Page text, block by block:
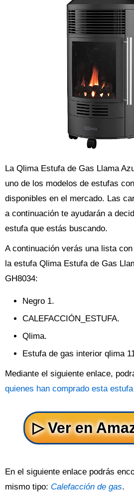
La Qlima Estufa de Gas Llama
uno de los modelos de estufas
disponibles en el mercado. Las
a continuación te ayudarán a
estufa que estás buscando.
A continuación verás una lista
la estufa Qlima Estufa de Gas
GH8034:
Negro 1.
CALEFACCIÓN_ESTUFA.
Qlima.
Estufa de gas interior qlima
Mediante el siguiente enlace,
quienes han comprado esta
En el siguiente enlace podrás
mismo tipo: Calefacción de gas.